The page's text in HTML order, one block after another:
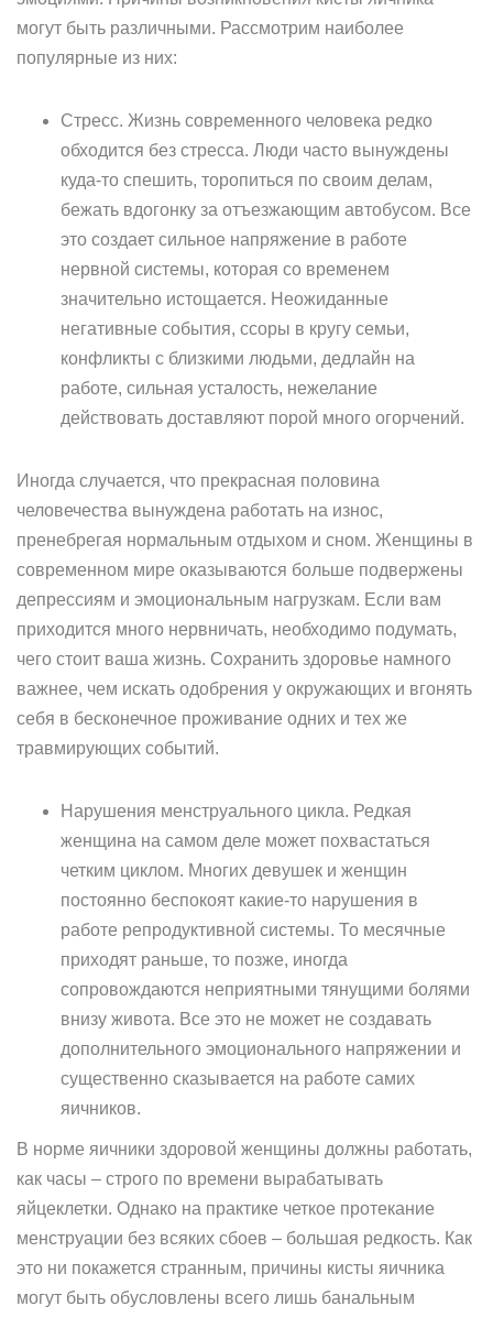
могут быть различными. Рассмотрим наиболее
популярные из них:
Стресс. Жизнь современного человека редко
обходится без стресса. Люди часто вынуждены
куда-то спешить, торопиться по своим делам,
бежать вдогонку за отъезжающим автобусом. Все
это создает сильное напряжение в работе
нервной системы, которая со временем
значительно истощается. Неожиданные
негативные события, ссоры в кругу семьи,
конфликты с близкими людьми, дедлайн на
работе, сильная усталость, нежелание
действовать доставляют порой много огорчений.
Иногда случается, что прекрасная половина
человечества вынуждена работать на износ,
пренебрегая нормальным отдыхом и сном. Женщины в
современном мире оказываются больше подвержены
депрессиям и эмоциональным нагрузкам. Если вам
приходится много нервничать, необходимо подумать,
чего стоит ваша жизнь. Сохранить здоровье намного
важнее, чем искать одобрения у окружающих и вгонять
себя в бесконечное проживание одних и тех же
травмирующих событий.
Нарушения менструального цикла. Редкая
женщина на самом деле может похвастаться
четким циклом. Многих девушек и женщин
постоянно беспокоят какие-то нарушения в
работе репродуктивной системы. То месячные
приходят раньше, то позже, иногда
сопровождаются неприятными тянущими болями
внизу живота. Все это не может не создавать
дополнительного эмоционального напряжении и
существенно сказывается на работе самих
яичников.
В норме яичники здоровой женщины должны работать,
как часы – строго по времени вырабатывать
яйцеклетки. Однако на практике четкое протекание
менструации без всяких сбоев – большая редкость. Как
это ни покажется странным, причины кисты яичника
могут быть обусловлены всего лишь банальным